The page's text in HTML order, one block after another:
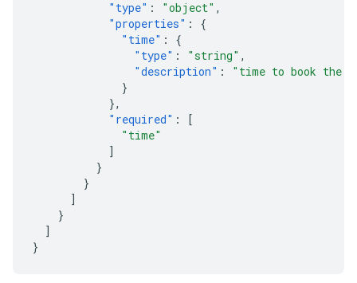
"type" : "object" ,
"properties" :
{
"time" :
{
"type" : "string" ,
"description" :
"time to book the
}
},
"required" :
[
"time"
]
}
}
]
}
]
}